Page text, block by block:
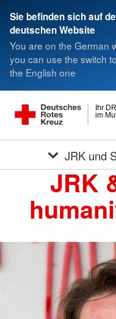
Sie befinden sich auf
deutschen Website
You are on the German
you can use the switch
the English one
im
Ihr
JRK und
JRK